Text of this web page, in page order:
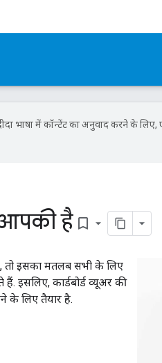
भाषा में कॉन्टेंट का अनुवाद करने के लिए,
आपकी है bookmark_border
तो इसका मतलब सभी के लिए
इसलिए, कार्डबोर्ड व्यूअर की
के लिए तैयार है.